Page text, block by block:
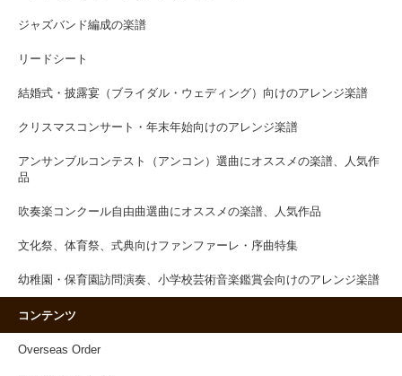
ジャズバンド編成の楽譜
リードシート
結婚式・披露宴（ブライダル・ウェディング）向けのアレンジ楽譜
クリスマスコンサート・年末年始向けのアレンジ楽譜
アンサンブルコンテスト（アンコン）選曲にオススメの楽譜、人気作
品
吹奏楽コンクール自由曲選曲にオススメの楽譜、人気作品
文化祭、体育祭、式典向けファンファーレ・序曲特集
幼稚園・保育園訪問演奏、小学校芸術音楽鑑賞会向けのアレンジ楽譜
コンテンツ
Overseas Order